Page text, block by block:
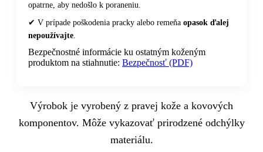
opatrne, aby nedošlo k poraneniu.
✔ V prípade poškodenia pracky alebo remeňa opasok ďalej
nepoužívajte.
Bezpečnostné informácie ku ostatným koženým
produktom na stiahnutie: Bezpečnosť (PDF)
Výrobok je vyrobený z pravej kože a kovových
komponentov. Môže vykazovať prirodzené odchýlky
materiálu.